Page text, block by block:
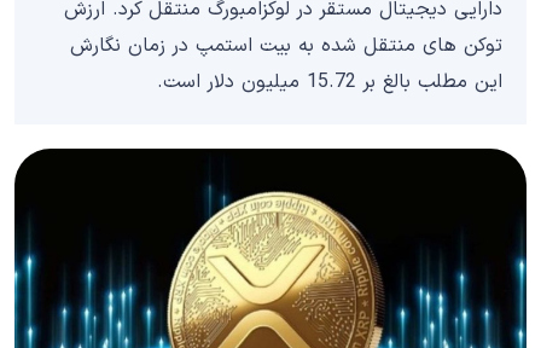
دارایی دیجیتال مستقر در لوکزامبورگ منتقل کرد. ارزش
توکن های منتقل شده به بیت استمپ در زمان نگارش
این مطلب بالغ بر 15.72 میلیون دلار است.